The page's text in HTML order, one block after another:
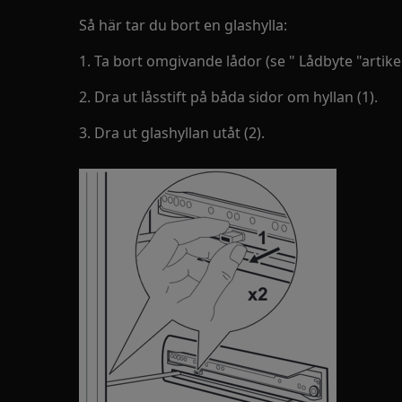
Så här tar du bort en glashylla:
1. Ta bort omgivande lådor (se " Lådbyte
2. Dra ut låsstift på båda sidor om hyllan (1).
3. Dra ut glashyllan utåt (2).